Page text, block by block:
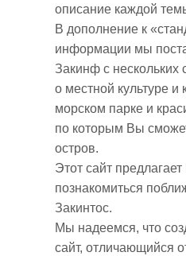
Василикос
Волиме
Между Аликесом
Закинф и Бочали
описание каждой
В дополнение к
информации мы
Закинф с нескольких
о местной культуре и
морском парке и
по которым Вы
остров.
Этот сайт
познакомиться
Закинтос.
Мы надеемся, что
сайт, отличающийся